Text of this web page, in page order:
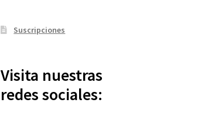
Suscripciones
Visita nuestras
redes sociales: